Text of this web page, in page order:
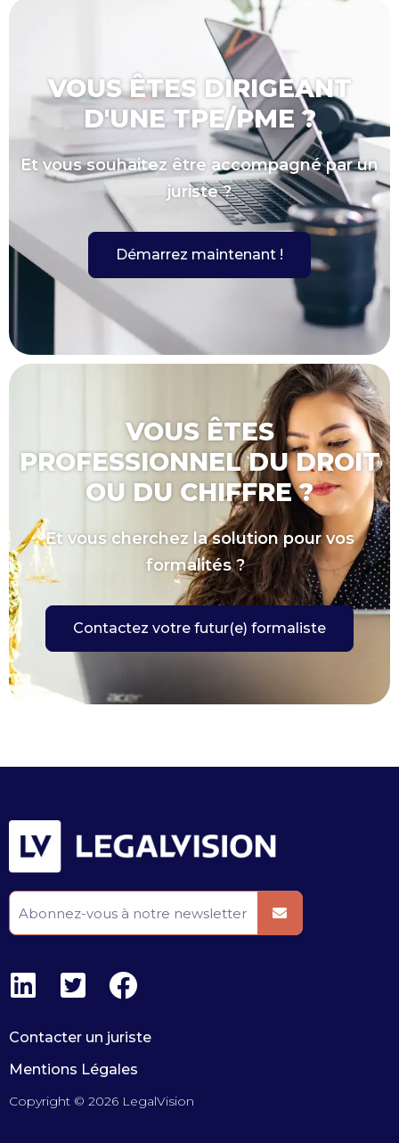
VOUS ÊTES DIRIGEANT
D'UNE TPE/PME ?
Et vous souhaitez être accompagné par un
juriste ?
Démarrez maintenant !
VOUS ÊTES
PROFESSIONNEL DU DROIT
OU DU CHIFFRE ?
Et vous cherchez la solution pour vos
formalités ?
Contactez votre futur(e) formaliste
Contacter un juriste
Mentions Légales
Copyright © 2026 LegalVision